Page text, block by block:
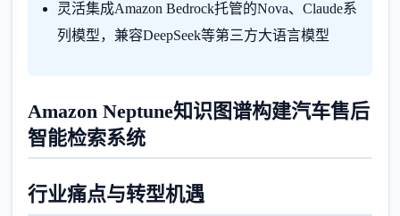
灵活集成Amazon Bedrock托管的Nova、Claude系
列模型，兼容DeepSeek等第三方大语言模型
Amazon Neptune知识图谱构建汽车售后
智能检索系统
行业痛点与转型机遇